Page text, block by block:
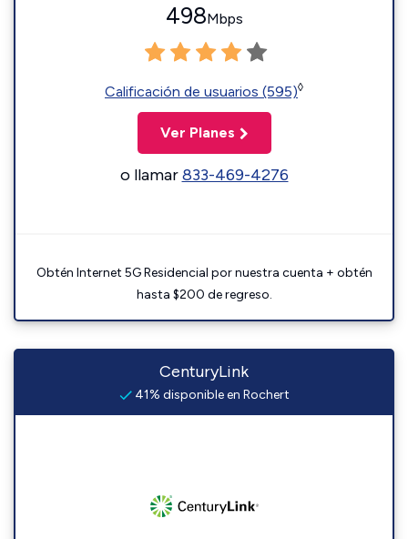
498Mbps
Calificación de usuarios (595)◊
Ver Planes
o llamar833-469-4276
Obtén Internet 5G Residencial por nuestra cuenta + obtén
hasta $200 de regreso.
CenturyLink
41% disponible en Rochert